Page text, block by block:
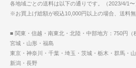
各地域ごとの送料は以下の通りです。（2023/4/1〜
※お買上げ総額が税込10,000円以上の場合、送料無
■ 関東・信越・南東北・北陸・中部地方：750円（
宮城・山形・福島
東京・神奈川・千葉・埼玉・茨城・栃木・群馬・
新潟・長野